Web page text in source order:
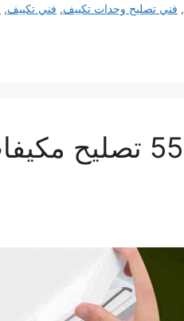
, فني تصليح وحدات تكييف, فني تكييف,
صيانة تكييف النزهة 55560390 تصليح